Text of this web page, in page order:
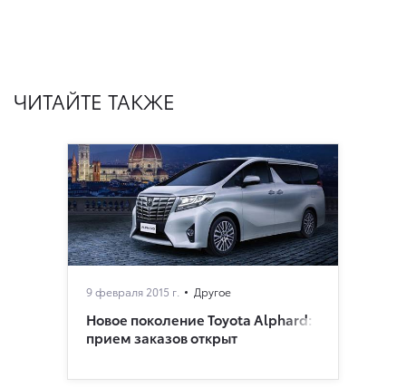
ЧИТАЙТЕ ТАКЖЕ
9 февраля 2015 г. Другое
Новое поколение Toyota Alphard:
прием заказов открыт